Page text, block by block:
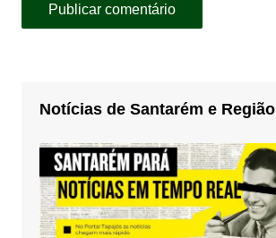
Notícias de Santarém e Região